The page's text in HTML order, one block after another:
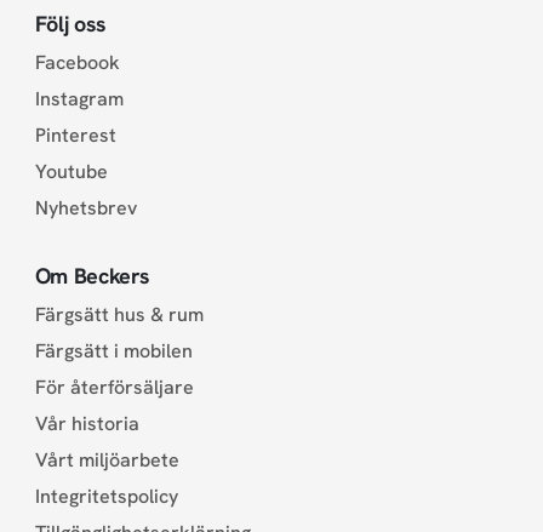
Följ oss
Facebook
Instagram
Pinterest
Youtube
Nyhetsbrev
Om Beckers
Färgsätt hus & rum
Färgsätt i mobilen
För återförsäljare
Vår historia
Vårt miljöarbete
Integritetspolicy